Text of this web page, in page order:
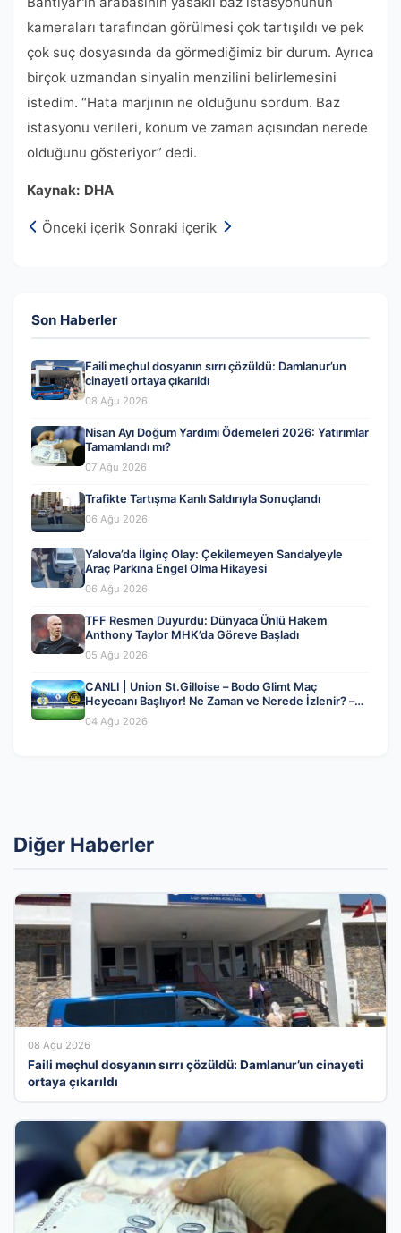
kameraları tarafından görülmesi çok tartışıldı ve pek
çok suç dosyasında da görmediğimiz bir durum. Ayrıca
birçok uzmandan sinyalin menzilini belirlemesini
istedim. “Hata marjının ne olduğunu sordum. Baz
istasyonu verileri, konum ve zaman açısından nerede
olduğunu gösteriyor” dedi.
Kaynak: DHA
Önceki içerik Sonraki içerik
Son Haberler
Faili meçhul dosyanın sırrı çözüldü: Damlanur’un
cinayeti ortaya çıkarıldı
08 Ağu 2026
Nisan Ayı Doğum Yardımı Ödemeleri 2026: Yatırımlar
Tamamlandı mı?
07 Ağu 2026
Trafikte Tartışma Kanlı Saldırıyla Sonuçlandı
06 Ağu 2026
Yalova’da İlginç Olay: Çekilemeyen Sandalyeyle
Araç Parkına Engel Olma Hikayesi
06 Ağu 2026
TFF Resmen Duyurdu: Dünyaca Ünlü Hakem
Anthony Taylor MHK’da Göreve Başladı
05 Ağu 2026
CANLI | Union St.Gilloise – Bodo Glimt Maç
Heyecanı Başlıyor! Ne Zaman ve Nerede İzlenir? –
04 Ağustos 2026
04 Ağu 2026
Diğer Haberler
08 Ağu 2026
Faili meçhul dosyanın sırrı çözüldü: Damlanur’un cinayeti
ortaya çıkarıldı